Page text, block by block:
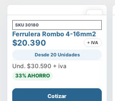
SKU 30180
Ferrulera Rombo 4-16mm2
$20.390 + IVA
Desde 20 Unidades
Und. $30.590 + iva
33% AHORRO
Cotizar